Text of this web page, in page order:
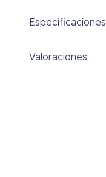
Especificaciones
Valoraciones